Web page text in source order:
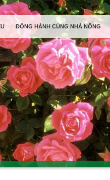
ĐỒNG HÀNH CÙNG NHÀ NÔNG